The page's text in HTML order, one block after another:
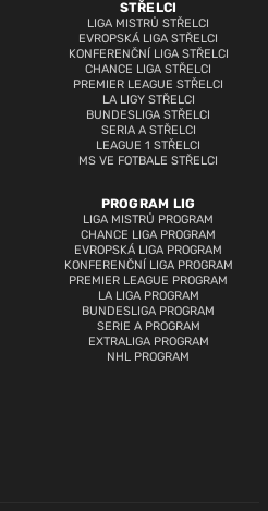
STŘELCI
LIGA MISTRŮ STŘELCI
EVROPSKÁ LIGA STŘELCI
KONFERENČNÍ LIGA STŘELCI
CHANCE LIGA STŘELCI
PREMIER LEAGUE STŘELCI
LA LIGY STŘELCI
BUNDESLIGA STŘELCI
SERIA A STŘELCI
LEAGUE 1 STŘELCI
MS VE FOTBALE STŘELCI
PROGRAM LIG
LIGA MISTRŮ PROGRAM
CHANCE LIGA PROGRAM
EVROPSKÁ LIGA PROGRAM
KONFERENČNÍ LIGA PROGRAM
PREMIER LEAGUE PROGRAM
LA LIGA PROGRAM
BUNDESLIGA PROGRAM
SERIE A PROGRAM
EXTRALIGA PROGRAM
NHL PROGRAM